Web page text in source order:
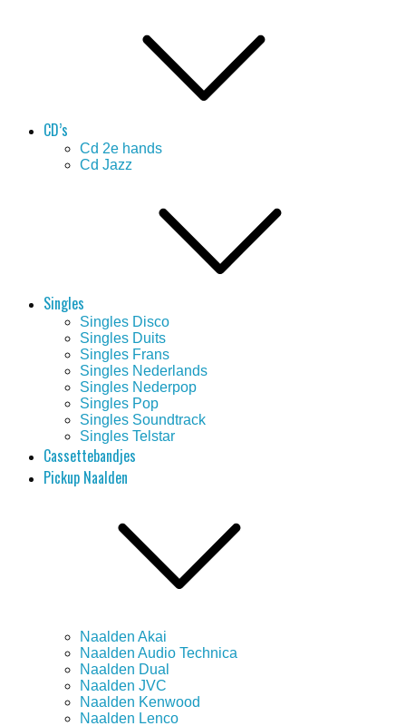
CD’s
Cd 2e hands
Cd Jazz
Singles
Singles Disco
Singles Duits
Singles Frans
Singles Nederlands
Singles Nederpop
Singles Pop
Singles Soundtrack
Singles Telstar
Cassettebandjes
Pickup Naalden
Naalden Akai
Naalden Audio Technica
Naalden Dual
Naalden JVC
Naalden Kenwood
Naalden Lenco